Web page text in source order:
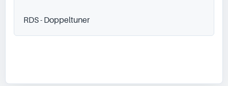
RDS - Doppeltuner